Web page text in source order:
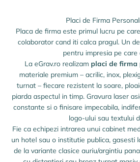
Placi de Firma
Placa de firma este primul lucru pe
colaborator cand iti calca pragul. Un
pentru impresia pe care
La eGrav.ro realizam placi de firma
materiale premium – acrilic, inox,
turnat – fiecare rezistent la soare,
piarda aspectul in timp. Gravura laser
constante si o finisare impecabila,
logo-ului sau textului
Fie ca echipezi intrarea unui cabinet
un hotel sau o institutie publica, gasesti
de la variante clasice auriu/argintiu